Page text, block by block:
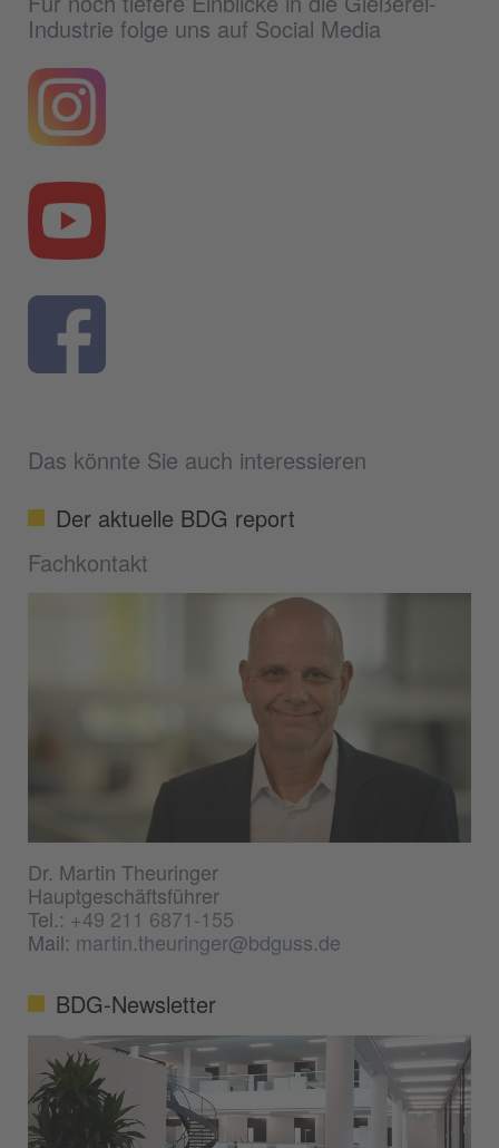
Industrie folge uns auf Social Media
Das könnte Sie auch interessieren
Der aktuelle BDG report
Fachkontakt
Dr. Martin Theuringer
Hauptgeschäftsführer
Tel.: +49 211 6871-155
Mail: martin.theuringer@bdguss.de
BDG-Newsletter